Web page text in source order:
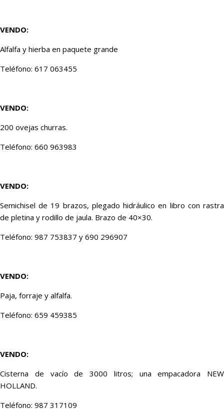
VENDO:
Alfalfa y hierba en paquete grande
Teléfono: 617 063455
VENDO:
200 ovejas churras.
Teléfono: 660 963983
VENDO:
Semichisel de 19 brazos, plegado hidráulico en libro con rastra
de pletina y rodillo de jaula. Brazo de 40×30.
Teléfono: 987 753837 y 690 296907
VENDO:
Paja, forraje y alfalfa.
Teléfono: 659 459385
VENDO:
Cisterna de vacío de 3000 litros; una empacadora NEW
HOLLAND.
Teléfono: 987 317109